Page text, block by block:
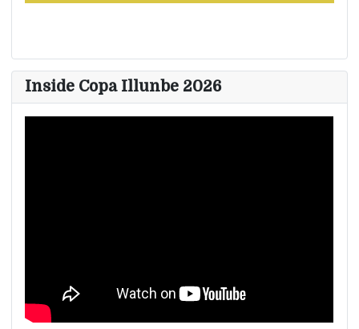
Inside Copa Illunbe 2026